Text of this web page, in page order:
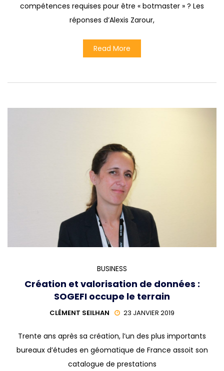
compétences requises pour être « botmaster » ? Les
réponses d’Alexis Zarour,
Read More
BUSINESS
Création et valorisation de données :
SOGEFI occupe le terrain
CLÉMENT SEILHAN 23 JANVIER 2019
Trente ans après sa création, l’un des plus importants
bureaux d’études en géomatique de France assoit son
catalogue de prestations